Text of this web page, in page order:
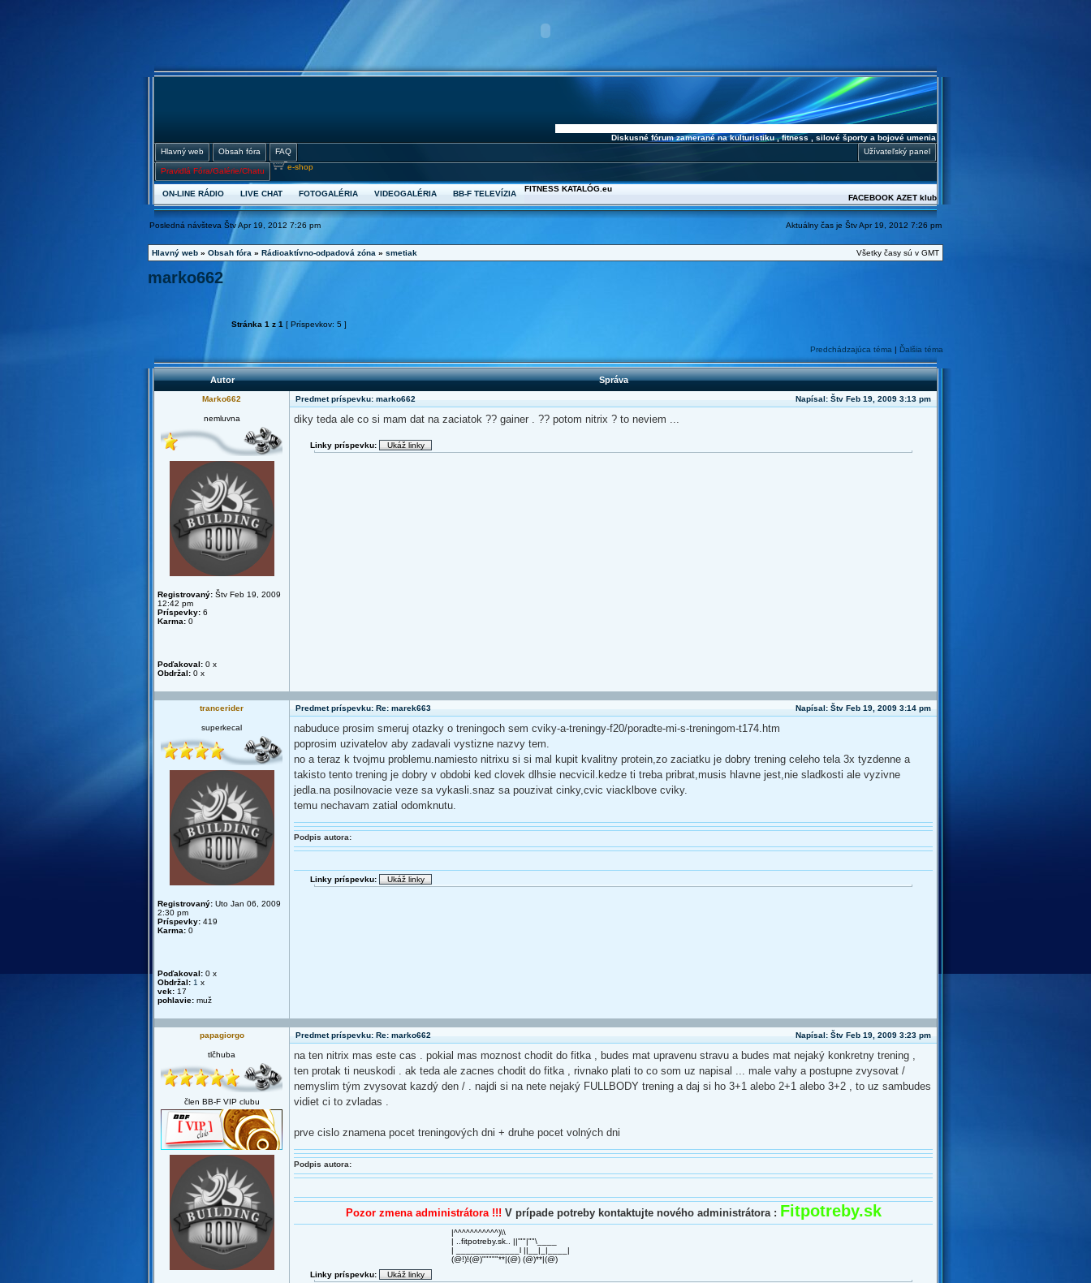
Diskusné fórum zamerané na kulturistiku , fitness , silové športy a bojové umenia
Hlavný web
Obsah fóra FAQ Užívateľský panel
Pravidlá Fóra/Galérie/Chatu e-shop
ON-LINE RÁDIO LIVE CHAT FOTOGALÉRIA VIDEOGALÉRIA
FITNESS KATALÓG.eu
BB-F TELEVÍZIA FACEBOOK AZET klub
Posledná návšteva Štv Apr 19, 2012 7:26 pm Aktuálny čas je Štv Apr 19, 2012 7:26 pm
Hlavný web » Obsah fóra » Rádioaktívno-odpadová zóna » smetiak Všetky časy sú v GMT
marko662
Stránka 1 z 1 [ Príspevkov: 5 ]
Predchádzajúca téma | Ďalšia téma
Autor Správa
Marko662 Predmet príspevku: marko662 Napísal: Štv Feb 19, 2009 3:13 pm
nemluvna
Registrovaný: Štv Feb 19, 2009
12:42 pm
Príspevky: 6
Karma: 0
Poďakoval: 0 x
Obdržal: 0 x
diky teda ale co si mam dat na zaciatok ?? gainer . ?? potom nitrix ? to neviem ...
Linky príspevku:
trancerider Predmet príspevku: Re: marek663 Napísal: Štv Feb 19, 2009 3:14 pm
superkecal
Registrovaný: Uto Jan 06, 2009
2:30 pm
Príspevky: 419
Karma: 0
Poďakoval: 0 x
Obdržal: 1 x
vek: 17
pohlavie: muž
nabuduce prosim smeruj otazky o treningoch sem cviky-a-treningy-f20/poradte-mi-s-treningom-t174.htm
poprosim uzivatelov aby zadavali vystizne nazvy tem.
no a teraz k tvojmu problemu.namiesto nitrixu si si mal kupit kvalitny protein,zo zaciatku je dobry trening celeho tela 3x tyzdenne a
takisto tento trening je dobry v obdobi ked clovek dlhsie necvicil.kedze ti treba pribrat,musis hlavne jest,nie sladkosti ale vyzivne
jedla.na posilnovacie veze sa vykasli.snaz sa pouzivat cinky,cvic viacklbove cviky.
temu nechavam zatial odomknutu.
Podpis autora:
Linky príspevku:
papagiorgo Predmet príspevku: Re: marko662 Napísal: Štv Feb 19, 2009 3:23 pm
tlčhuba
člen BB-F VIP clubu
na ten nitrix mas este cas . pokial mas moznost chodit do fitka , budes mat upravenu stravu a budes mat nejaký konkretny trening ,
ten protak ti neuskodi . ak teda ale zacnes chodit do fitka , rivnako plati to co som uz napisal ... male vahy a postupne zvysovat /
nemyslim tým zvysovat kazdý den / . najdi si na nete nejaký FULLBODY trening a daj si ho 3+1 alebo 2+1 alebo 3+2 , to uz sambudes
vidiet ci to zvladas .
prve cislo znamena pocet treningových dni + druhe pocet volných dni
Podpis autora:
Pozor zmena administrátora !!! V prípade potreby kontaktujte nového administrátora : Fitpotreby.sk
| ..fitpotreby.sk.. ||'""|""\____
| _____________l ||__|_|____|
(@!)!(@)"""""**|(@) (@)**|(@)
Linky príspevku: